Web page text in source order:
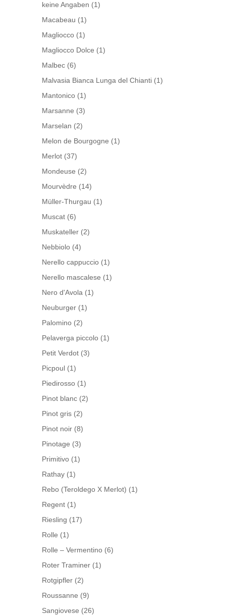
keine Angaben (1)
Macabeau (1)
Magliocco (1)
Magliocco Dolce (1)
Malbec (6)
Malvasia Bianca Lunga del Chianti (1)
Mantonico (1)
Marsanne (3)
Marselan (2)
Melon de Bourgogne (1)
Merlot (37)
Mondeuse (2)
Mourvèdre (14)
Müller-Thurgau (1)
Muscat (6)
Muskateller (2)
Nebbiolo (4)
Nerello cappuccio (1)
Nerello mascalese (1)
Nero d'Avola (1)
Neuburger (1)
Palomino (2)
Pelaverga piccolo (1)
Petit Verdot (3)
Picpoul (1)
Piedirosso (1)
Pinot blanc (2)
Pinot gris (2)
Pinot noir (8)
Pinotage (3)
Primitivo (1)
Rathay (1)
Rebo (Teroldego X Merlot) (1)
Regent (1)
Riesling (17)
Rolle (1)
Rolle – Vermentino (6)
Roter Traminer (1)
Rotgipfler (2)
Roussanne (9)
Sangiovese (26)